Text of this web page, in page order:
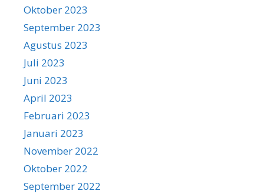
Oktober 2023
September 2023
Agustus 2023
Juli 2023
Juni 2023
April 2023
Februari 2023
Januari 2023
November 2022
Oktober 2022
September 2022